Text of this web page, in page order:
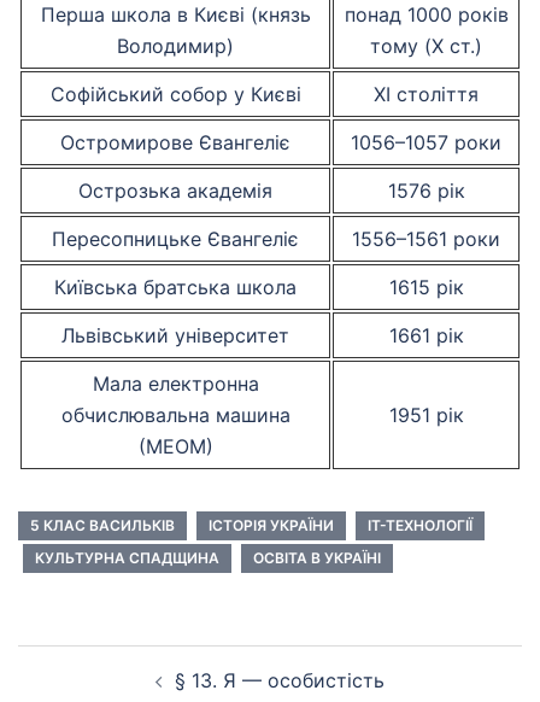
Перша школа в Києві (князь
Володимир)
понад 1000 років
тому (X ст.)
Софійський собор у Києві
XI століття
Остромирове Євангеліє
1056–1057 роки
Острозька академія
1576 рік
Пересопницьке Євангеліє
1556–1561 роки
Київська братська школа
1615 рік
Львівський університет
1661 рік
Мала електронна
обчислювальна машина
(МЕОМ)
1951 рік
5 КЛАС ВАСИЛЬКІВ ІСТОРІЯ УКРАЇНИ
ІТ-ТЕХНОЛОГІЇ
КУЛЬТУРНА СПАДЩИНА
ОСВІТА В УКРАЇНІ
§ 13. Я — особистість